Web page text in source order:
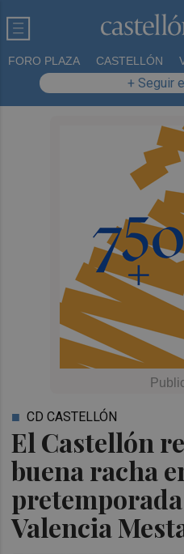
FORO PLAZA CASTELLÓN
+ Seguir
El Castellón
buena racha
Valencia
CD CASTELLÓN